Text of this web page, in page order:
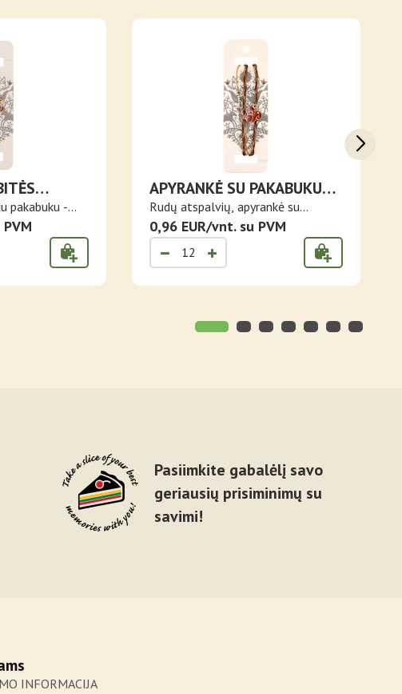
pakabuku -
APYRANKĖ SU PAKABUKU
VOVERYTĖ
Rudų atspalvių, apyrankė su
kabančiu v..
0,96 EUR/vnt. su PVM
Pasiimkite gabalėlį savo
geriausių prisiminimų su
savimi!
INFORMACIJA